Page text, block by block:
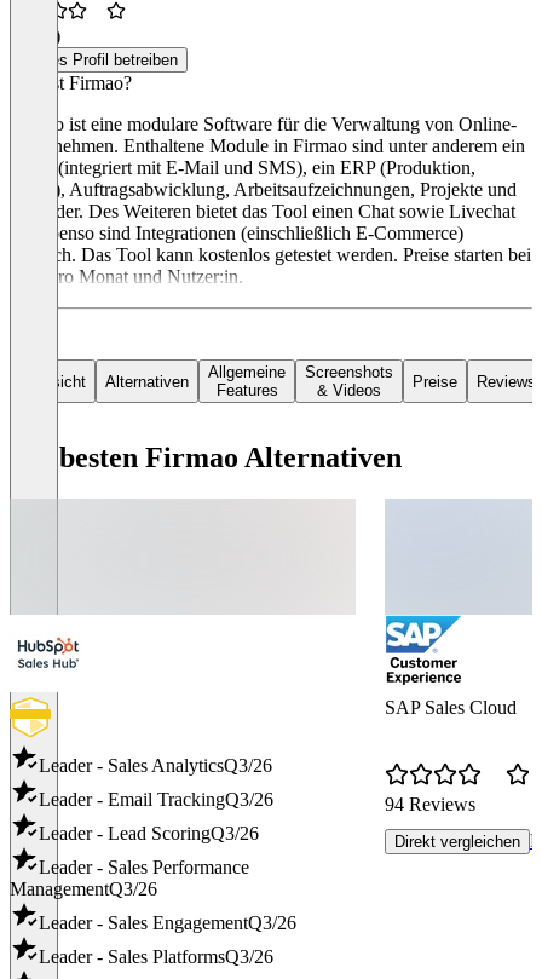
(3)
Dieses Profil betreiben
Was ist Firmao?
Firmao ist eine modulare Software für die Verwaltung von Online-
Unternehmen. Enthaltene Module in Firmao sind unter anderem ein
CRM (integriert mit E-Mail und SMS), ein ERP (Produktion,
Lager), Auftragsabwicklung, Arbeitsaufzeichnungen, Projekte und
Kalender. Des Weiteren bietet das Tool einen Chat sowie Livechat
an. Ebenso sind Integrationen (einschließlich E-Commerce)
möglich. Das Tool kann kostenlos getestet werden. Preise starten bei
$ 19 pro Monat und Nutzer:in.
Übersicht Alternativen
Allgemeine
Features
Screenshots
& Videos
Preise Reviews
Die besten Firmao Alternativen
Leader - Sales AnalyticsQ3/26
Leader - Email TrackingQ3/26
Leader - Lead ScoringQ3/26
Leader - Sales Performance
ManagementQ3/26
Leader - Sales EngagementQ3/26
Leader - Sales PlatformsQ3/26
SAP Sales Cloud
94 Reviews
Direkt vergleichen